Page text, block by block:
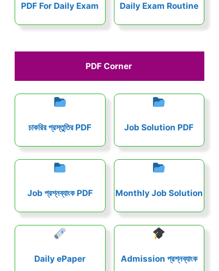
PDF For Daily Exam Daily Exam Routine
PDF Corner
চাকরির প্রস্তুতির PDF Job Solution PDF
Job প্রশ্নব্যাংক PDF Monthly Job Solution
Daily ePaper Admission প্রশ্নব্যাংক